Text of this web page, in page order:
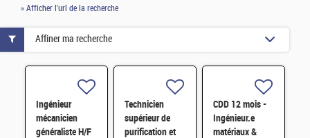
» Afficher l'url de la recherche
Ingénieur
mécanicien
généraliste H/F
Technicien
supérieur de
purification et
CDD 12 mois -
Ingénieur.e
matériaux &
Affiner ma recherche